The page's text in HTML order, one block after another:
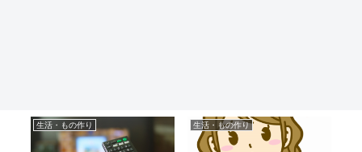
生活・もの作り 生活・もの作り